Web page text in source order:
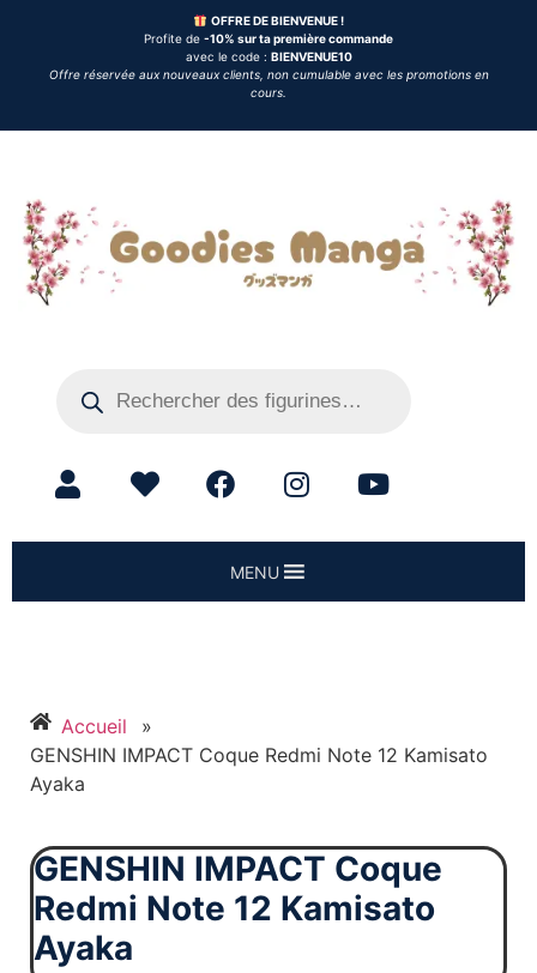
OFFRE DE BIENVENUE !
Profite de -10% sur ta première commande
avec le code : BIENVENUE10
Offre réservée aux nouveaux clients, non cumulable avec les promotions en
cours.
MENU
Accueil
»
GENSHIN IMPACT Coque Redmi Note 12 Kamisato
Ayaka
GENSHIN IMPACT Coque
Redmi Note 12 Kamisato
Ayaka